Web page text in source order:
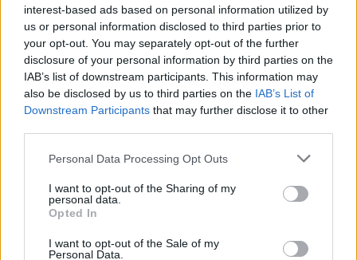
interest-based ads based on personal information utilized by
us or personal information disclosed to third parties prior to
your opt-out. You may separately opt-out of the further
disclosure of your personal information by third parties on the
IAB’s list of downstream participants. This information may
also be disclosed by us to third parties on the IAB’s List of
Downstream Participants that may further disclose it to other
Personal Data Processing Opt Outs
I want to opt-out of the Sharing of my
personal data.
Opted In
I want to opt-out of the Sale of my
Personal Data.